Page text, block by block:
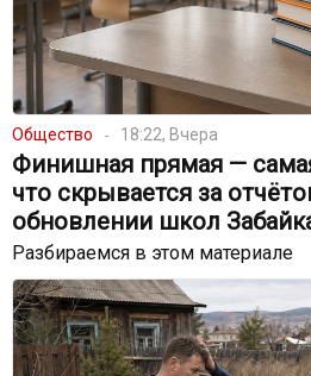
Общество 18:22, Вчера
Финишная прямая —
что скрывается за
обновлении школ
Разбираемся в этом материале